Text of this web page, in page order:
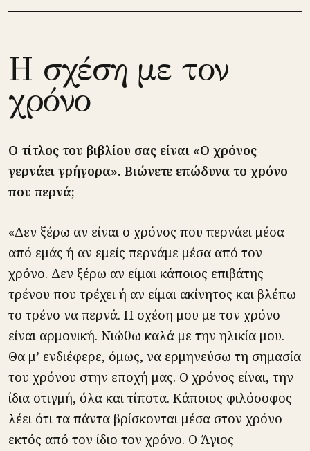
Η σχέση με τον
χρόνο
Ο τίτλος του βιβλίου σας είναι «Ο χρόνος
γερνάει γρήγορα». Βιώνετε επώδυνα το χρόνο
που περνά;
«Δεν ξέρω αν είναι ο χρόνος που περνάει μέσα
από εμάς ή αν εμείς περνάμε μέσα από τον
χρόνο. Δεν ξέρω αν είμαι κάποιος επιβάτης
τρένου που τρέχει ή αν είμαι ακίνητος και βλέπω
το τρένο να περνά. Η σχέση μου με τον χρόνο
είναι αρμονική. Νιώθω καλά με την ηλικία μου.
Θα μ’ ενδιέφερε, όμως, να ερμηνεύσω τη σημασία
του χρόνου στην εποχή μας. Ο χρόνος είναι, την
ίδια στιγμή, όλα και τίποτα. Κάποιος φιλόσοφος
λέει ότι τα πάντα βρίσκονται μέσα στον χρόνο
εκτός από τον ίδιο τον χρόνο. Ο Άγιος